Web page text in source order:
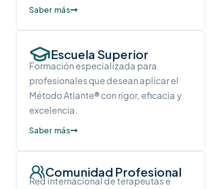
Saber más
Escuela Superior
Formación especializada para
profesionales que desean aplicar el
Método Atlante® con rigor, eficacia y
excelencia.
Saber más
Comunidad Profesional
Red internacional de terapeutas e